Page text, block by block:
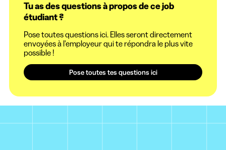
Tu as des questions à propos de ce job
étudiant ?
Pose toutes questions ici. Elles seront directement
envoyées à l'employeur qui te répondra le plus vite
possible !
Pose toutes tes questions ici